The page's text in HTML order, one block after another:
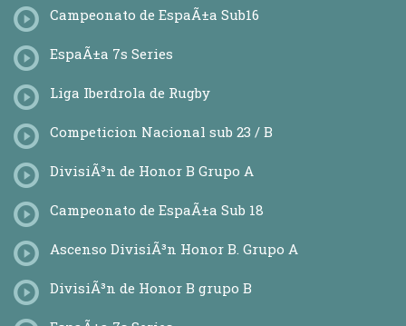
Campeonato de EspaÃ±a Sub16
EspaÃ±a 7s Series
Liga Iberdrola de Rugby
Competicion Nacional sub 23 / B
DivisiÃ³n de Honor B Grupo A
Campeonato de EspaÃ±a Sub 18
Ascenso DivisiÃ³n Honor B. Grupo A
DivisiÃ³n de Honor B grupo B